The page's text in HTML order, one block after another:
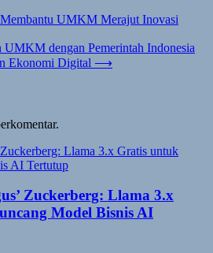
UMKM Merajut Inovasi
dengan Pemerintah Indonesia
Ekonomi Digital ⟶
Zuckerberg: Llama 3.x
Model Bisnis AI